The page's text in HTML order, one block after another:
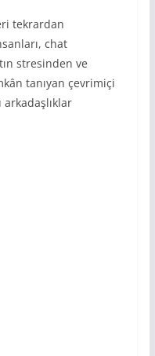
tekrardan
chat
stresinden ve
tanıyan çevrimiçi